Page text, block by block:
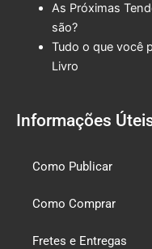
As Próximas
são?
Tudo o que você
Livro
Informações
Como Publicar
Como Comprar
Fretes e Entregas